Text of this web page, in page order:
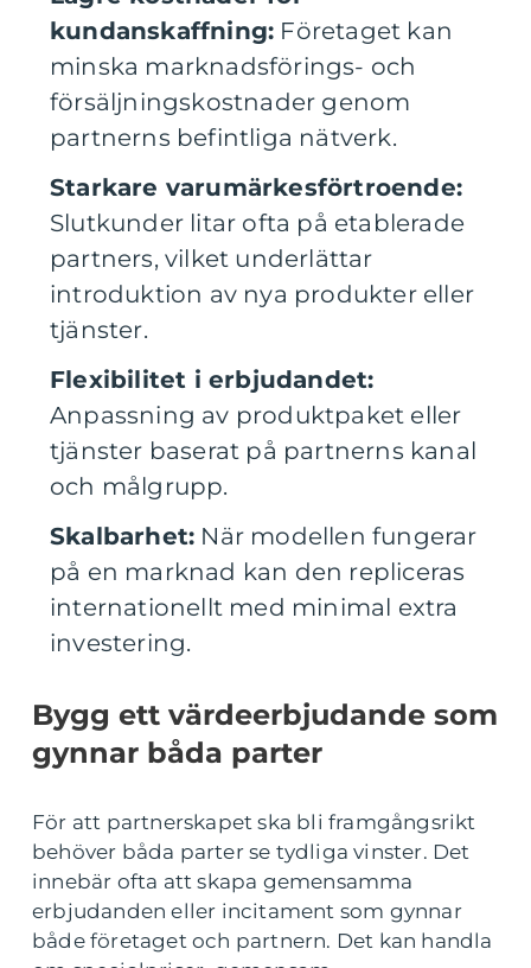
kundanskaffning: Företaget kan
minska marknadsförings- och
försäljningskostnader genom
partnerns befintliga nätverk.
Starkare varumärkesförtroende:
Slutkunder litar ofta på etablerade
partners, vilket underlättar
introduktion av nya produkter eller
tjänster.
Flexibilitet i erbjudandet:
Anpassning av produktpaket eller
tjänster baserat på partnerns kanal
och målgrupp.
Skalbarhet: När modellen fungerar
på en marknad kan den repliceras
internationellt med minimal extra
investering.
Bygg ett värdeerbjudande som
gynnar båda parter
För att partnerskapet ska bli framgångsrikt
behöver båda parter se tydliga vinster. Det
innebär ofta att skapa gemensamma
erbjudanden eller incitament som gynnar
både företaget och partnern. Det kan handla